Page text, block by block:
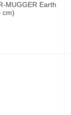
MUGGER Earth
cm)